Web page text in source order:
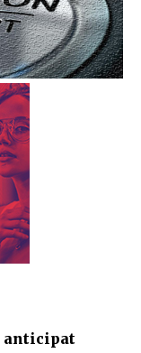
anticipat